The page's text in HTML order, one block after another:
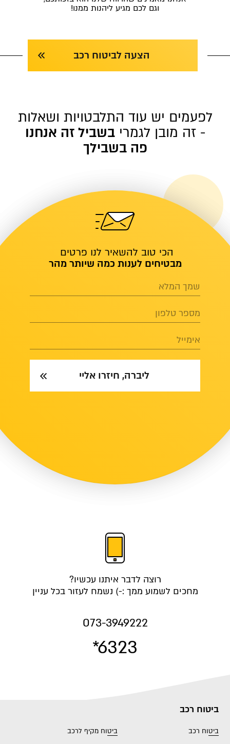
וגם לכם מגיע ליהנות ממנו!
הצעה לביטוח רכב
לפעמים יש עוד התלבטויות ושאלות
- זה מובן לגמרי בשביל זה אנחנו
פה בשבילך
הכי טוב להשאיר לנו פרטים
מבטיחים לענות כמה שיותר מהר
שמך המלא
מספר טלפון
אימייל
ליברה, חיזרו אליי
רוצה לדבר איתנו עכשיו?
מחכים לשמוע ממך :-) נשמח לעזור בכל עניין
073-3949222
*6323
ביטוח רכב
ביטוח רכב
ביטוח מקיף לרכב